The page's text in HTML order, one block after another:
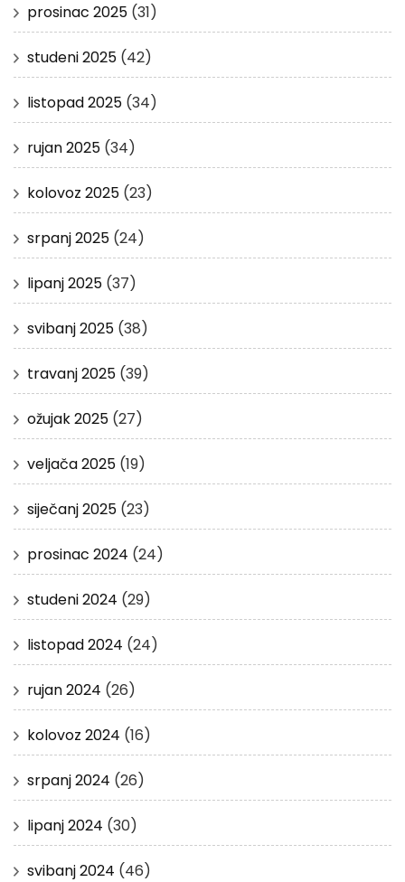
prosinac 2025 (31)
studeni 2025 (42)
listopad 2025 (34)
rujan 2025 (34)
kolovoz 2025 (23)
srpanj 2025 (24)
lipanj 2025 (37)
svibanj 2025 (38)
travanj 2025 (39)
ožujak 2025 (27)
veljača 2025 (19)
siječanj 2025 (23)
prosinac 2024 (24)
studeni 2024 (29)
listopad 2024 (24)
rujan 2024 (26)
kolovoz 2024 (16)
srpanj 2024 (26)
lipanj 2024 (30)
svibanj 2024 (46)